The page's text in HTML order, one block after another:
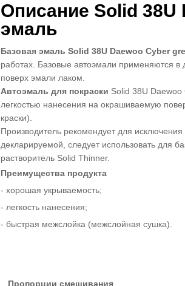
Описание Solid 38U
эмаль
Базовая эмаль Solid 38U Daewoo Cyber
работах. Базовые автоэмали применяются
поверх эмали лаком.
Автоэмаль для покраски Solid 38U Daewoo
легкостью нанесения на окрашиваемую
краски).
Производитель рекомендует для
декларируемой, следует использовать для
растворитель Solid Thinner.
Преимущества продукта
- хорошая укрываемость;
- легкость нанесения;
- быстрая межслойка (межслойная сушка).
Пропорции смешивания